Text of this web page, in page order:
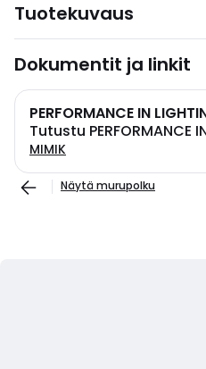
Tuotekuvaus
Dokumentit ja linkit
PERFORMANCE IN
Tutustu PERFORMANCE
MIMIK
Näytä murupolku